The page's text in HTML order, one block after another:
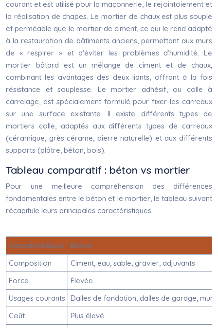
courant et est utilisé pour la maçonnerie, le rejointoiement et
la réalisation de chapes. Le mortier de chaux est plus souple
et perméable que le mortier de ciment, ce qui le rend adapté
à la restauration de bâtiments anciens, permettant aux murs
de « respirer » et d’éviter les problèmes d’humidité. Le
mortier bâtard est un mélange de ciment et de chaux,
combinant les avantages des deux liants, offrant à la fois
résistance et souplesse. Le mortier adhésif, ou colle à
carrelage, est spécialement formulé pour fixer les carreaux
sur une surface existante. Il existe différents types de
mortiers colle, adaptés aux différents types de carreaux
(céramique, grès cérame, pierre naturelle) et aux différents
supports (plâtre, béton, bois).
Tableau comparatif : béton vs mortier
Pour une meilleure compréhension des différences
fondamentales entre le béton et le mortier, le tableau suivant
récapitule leurs principales caractéristiques.
Caractéristique
Béton
Composition
Ciment, eau, sable, gravier, adjuvants
Force
Élevée
Usages courants
Dalles de fondation, dalles de garage,
Coût
Plus élevé